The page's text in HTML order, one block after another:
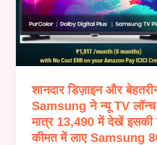
शानदार डिज़ाइन और
Samsung ने न्यू TV लॉन्च
मात्र 13,490 में देखें इसकी
कीमत में लाए Samsung